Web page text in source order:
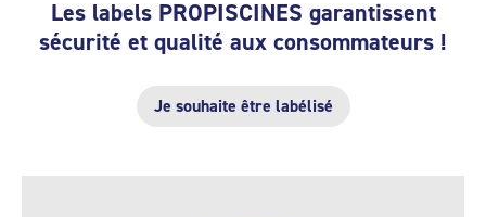
Les labels PROPISCINES garantissent
sécurité et qualité aux consommateurs !
Je souhaite être labélisé